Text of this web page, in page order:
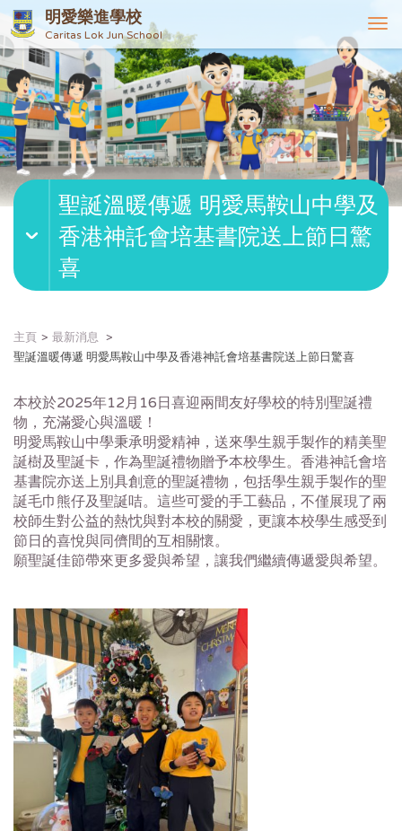
明愛樂進學校
Caritas Lok Jun School
T
o
g
g
l
e
n
v
i
聖誕溫暖傳遞 明愛馬鞍山中學及
香港神託會培基書院送上節日驚
喜
主頁
最新消息
聖誕溫暖傳遞 明愛馬鞍山中學及香港神託會培基書院送上節日驚喜
本校於2025年12月16日喜迎兩間友好學校的特別聖誕禮
物， 充滿愛心與溫暖！
明愛馬鞍山中學秉承明愛精神， 送來學生親手製作的精美聖
誕樹及聖誕卡， 作為聖誕禮物贈予本校學生。 香港神託會培
基書院亦送上別具創意的聖誕禮物， 包括學生親手製作的聖
誕毛巾熊仔及聖誕咭。這些可愛的手工藝品， 不僅展現了兩
校師生對公益的熱忱與對本校的關愛， 更讓本校學生感受到
節日的喜悅與同儕間的互相關懷。
願聖誕佳節帶來更多愛與希望，讓我們繼續傳遞愛與希望。